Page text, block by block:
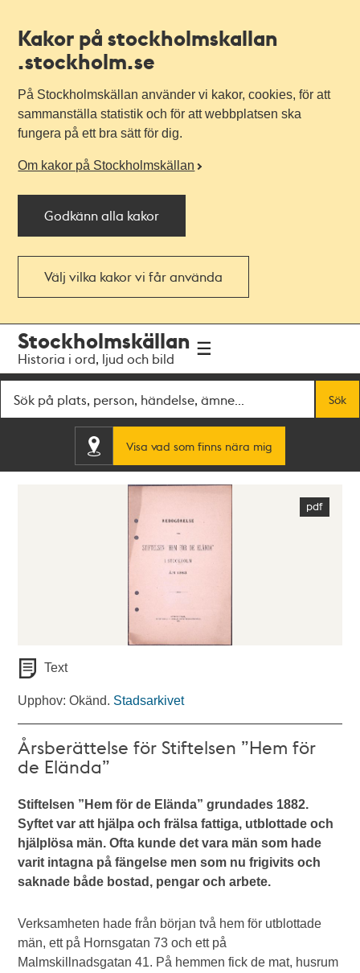
Kakor på stockholmskallan
.stockholm.se
På Stockholmskällan använder vi kakor, cookies, för att
sammanställa statistik och för att webbplatsen ska
fungera på ett bra sätt för dig.
Om kakor på Stockholmskällan
Godkänn alla kakor
Välj vilka kakor vi får använda
navigationen
huvudinnehållet
Stockholmskällan
Historia i ord, ljud och bild
Sök
Visa vad som finns nära mig
Text
Upphov: Okänd. Stadsarkivet
Årsberättelse för Stiftelsen ”Hem för
de Elända”
Stiftelsen ”Hem för de Elända” grundades 1882.
Syftet var att hjälpa och frälsa fattiga, utblottade och
hjälplösa män. Ofta kunde det vara män som hade
varit intagna på fängelse men som nu frigivits och
saknade både bostad, pengar och arbete.
Verksamheten hade från början två hem för utblottade
män, ett på Hornsgatan 73 och ett på
Malmskillnadsgatan 41. På hemmen fick de mat, husrum